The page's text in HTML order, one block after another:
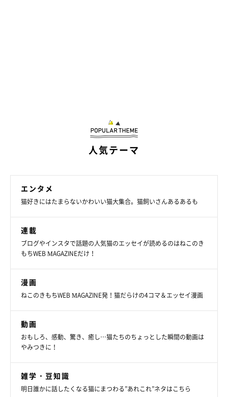
人気テーマ
エンタメ
猫好きにはたまらないかわいい猫大集合。猫飼いさんあるあるも
連載
ブログやインスタで話題の人気猫のエッセイが読めるのはねこのき
もちWEB MAGAZINEだけ！
漫画
ねこのきもちWEB MAGAZINE発！猫だらけの4コマ＆エッセイ漫画
動画
おもしろ、感動、驚き、癒し…猫たちのちょっとした瞬間の動画は
やみつきに！
雑学・豆知識
明日誰かに話したくなる猫にまつわる”あれこれ”ネタはこちら